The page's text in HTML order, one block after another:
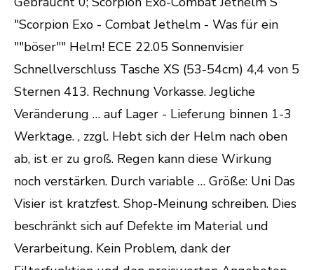
"Scorpion Exo - Combat Jethelm - Was für ein
""böser"" Helm! ECE 22.05 Sonnenvisier
Schnellverschluss Tasche XS (53-54cm) 4,4 von 5
Sternen 413. Rechnung Vorkasse. Jegliche
Veränderung … auf Lager - Lie­fe­rung binnen 1-3
Werk­ta­ge. , zzgl. Hebt sich der Helm nach oben
ab, ist er zu groß. Regen kann diese Wirkung
noch verstärken. Durch variable … Größe: Uni Das
Visier ist kratzfest. Shop-Meinung schreiben. Dies
beschränkt sich auf Defekte im Material und
Verarbeitung. Kein Problem, dank der